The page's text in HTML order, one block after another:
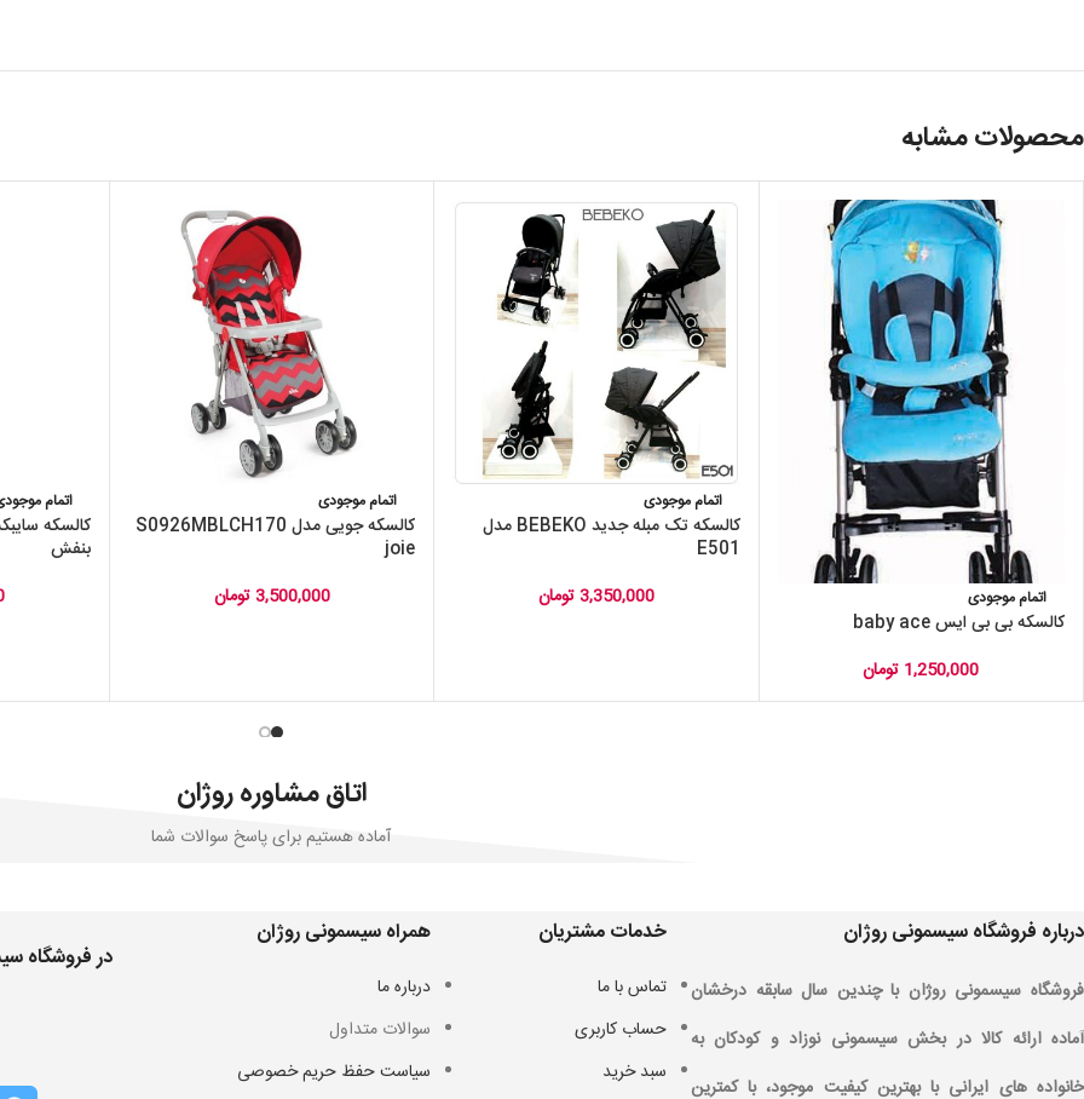
محصولات مشابه
اتمام موجودی
کالسکه بی بی ایس baby ace
1,250,000 تومان
اتمام موجودی
کالسکه تک مبله جدید BEBEKO مدل
E501
3,350,000 تومان
اتمام موجودی
کالسکه جویی مدل S0926MBLCH170
joie
3,500,000 تومان
اتمام
بنفش
اتاق مشاوره روژان
آماده هستیم برای پاسخ سوالات شما
درباره فروشگاه سیسمونی روژان
فروشگاه سیسمونی روژان با چندین سال سابقه درخشان
آماده ارائه کالا در بخش سیسمونی نوزاد و کودکان به
خانواده های ایرانی با بهترین کیفیت موجود، با کمترین
خدمات مشتریان
تماس با ما
حساب کاربری
سبد خرید
همراه سیسمونی روژان
درباره ما
سوالات متداول
سیاست حفظ حریم خصوصی
در فروشگاه